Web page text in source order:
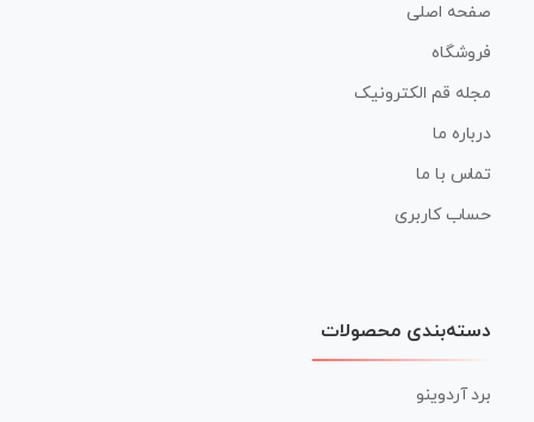
صفحه اصلی
فروشگاه
مجله قم الکترونیک
درباره ما
تماس با ما
حساب کاربری
دسته‌بندی محصولات
برد آردوینو